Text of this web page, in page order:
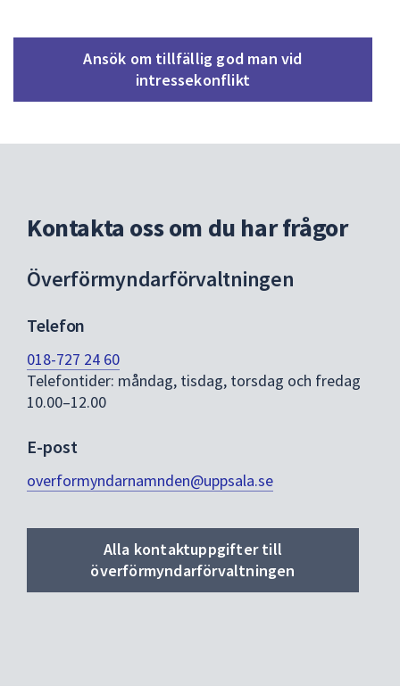
Ansök om tillfällig god man vid
intressekonflikt
Kontakta oss om du har frågor
Överförmyndarförvaltningen
Telefon
018-727 24 60
Telefontider: måndag, tisdag, torsdag och fredag
10.00–12.00
E-post
overformyndarnamnden@uppsala.se
Alla kontaktuppgifter till
överförmyndarförvaltningen